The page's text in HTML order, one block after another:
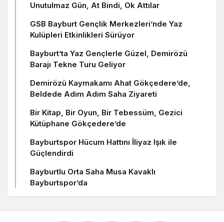
Unutulmaz Gün, At Bindi, Ok Attılar
GSB Bayburt Gençlik Merkezleri’nde Yaz
Kulüpleri Etkinlikleri Sürüyor
Bayburt’ta Yaz Gençlerle Güzel, Demirözü
Barajı Tekne Turu Geliyor
Demirözü Kaymakamı Ahat Gökçedere’de,
Beldede Adım Adım Saha Ziyareti
Bir Kitap, Bir Oyun, Bir Tebessüm, Gezici
Kütüphane Gökçedere’de
Bayburtspor Hücum Hattını İliyaz Işık ile
Güçlendirdi
Bayburtlu Orta Saha Musa Kavaklı
Bayburtspor’da